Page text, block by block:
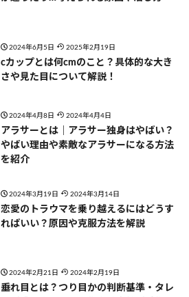
2024年6月5日 2025年2月19日
cカップとは何cmのこと？具体的な大き
さや見た目について解説！
2024年4月8日 2024年4月4日
アラサーとは｜アラサー独身はやばい？
やばい理由や素敵なアラサーになる方法
を紹介
2024年3月19日 2024年3月14日
恋愛のトラウマを乗り越えるにはどうす
ればいい？原因や克服方法を解説
2024年2月21日 2024年2月19日
垂れ目とは？つり目かの判断基準・タレ